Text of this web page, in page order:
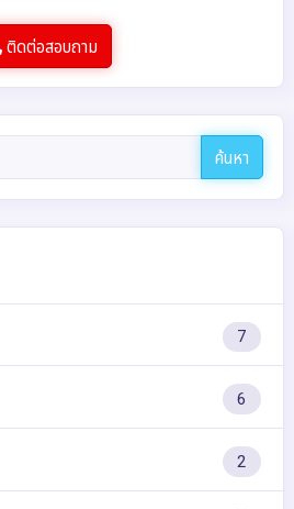
ติดต่อสอบถาม
ค้นหา
7
6
2